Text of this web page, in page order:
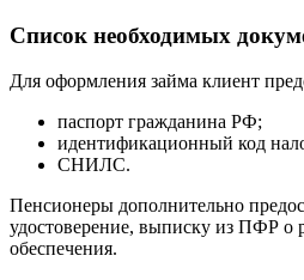
Список необходимых
Для оформления займа клиент
паспорт гражданина РФ;
идентификационный код
СНИЛС.
Пенсионеры дополнительно
удостоверение, выписку из ПФР о
обеспечения.